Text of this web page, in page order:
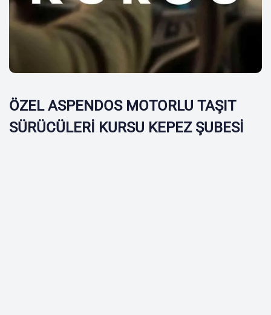
ÖZEL ASPENDOS MOTORLU TAŞIT
SÜRÜCÜLERİ KURSU KEPEZ ŞUBESİ